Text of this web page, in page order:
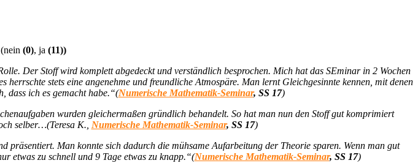
(nein (0), ja (11))
Der Stoff wird komplett abgedeckt und verständlich besprochen. Mich hat das SEminar in 2 Wochen
stets eine angenehme und freundliche Atmospäre. Man lernt Gleichgesinnte kennen, mit denen
dass ich es gemacht habe.“(Numerische Mathematik-Seminar, SS 17)
wurden gleichermaßen gründlich behandelt. So hat man nun den Stoff gut komprimiert
selber…(Teresa K., Numerische Mathematik-Seminar, SS 17)
präsentiert. Man konnte sich dadurch die mühsame Aufarbeitung der Theorie sparen. Wenn man gut
etwas zu schnell und 9 Tage etwas zu knapp.“(Numerische Mathematik-Seminar, SS 17)